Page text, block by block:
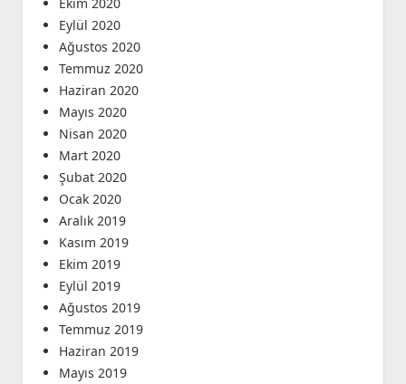
Eylül 2020
Ağustos 2020
Temmuz 2020
Haziran 2020
Mayıs 2020
Nisan 2020
Mart 2020
Şubat 2020
Ocak 2020
Aralık 2019
Kasım 2019
Ekim 2019
Eylül 2019
Ağustos 2019
Temmuz 2019
Haziran 2019
Mayıs 2019